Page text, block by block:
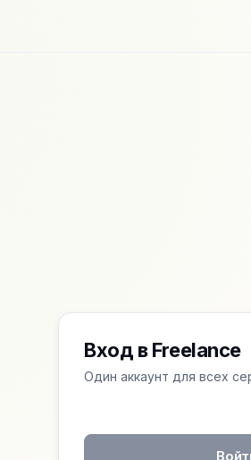
Вход в Freelance
Один аккаунт для всех